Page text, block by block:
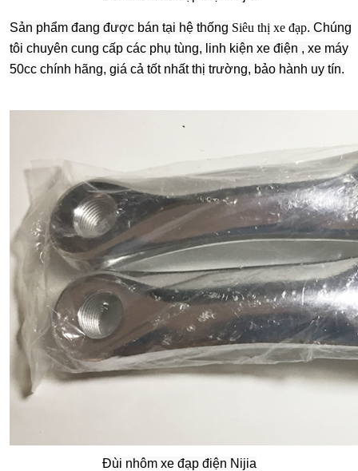
Sản phẩm đang được bán tại hệ thống Siêu thị xe đạp. Chúng
tôi chuyên cung cấp các phụ tùng, linh kiện xe điện , xe máy
50cc chính hãng, giá cả tốt nhất thị trường, bảo hành uy tín.
Đùi nhôm xe đạp điện Nijia